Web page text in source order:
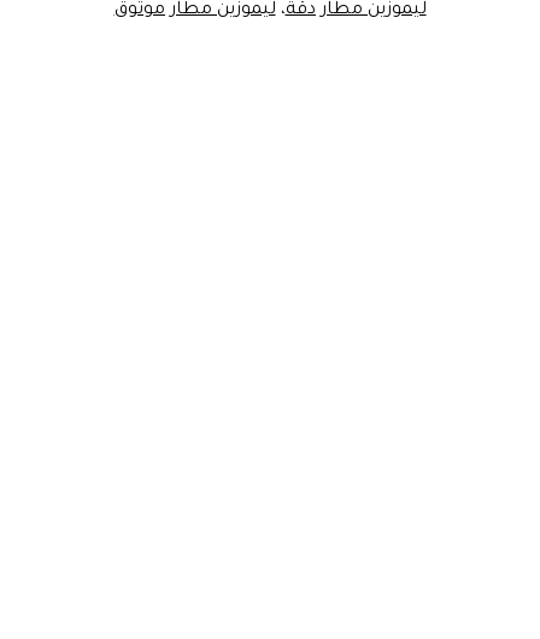
ليموزين مطار دقة،ليموزين مطار موثوق